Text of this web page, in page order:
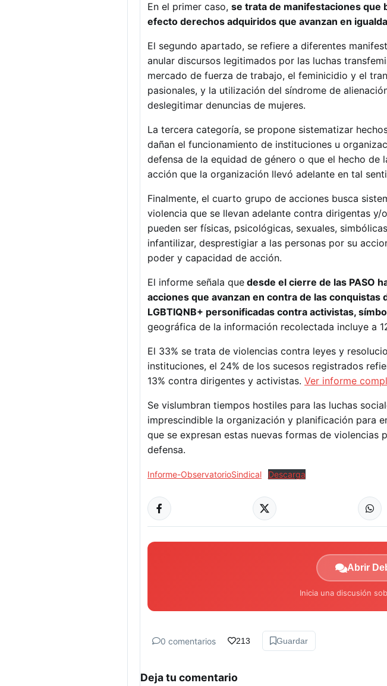
En el primer caso, se trata de manifestaciones que
efecto derechos adquiridos que avanzan en
El segundo apartado, se refiere a diferentes
anular discursos legitimados por las luchas
mercado de fuerza de trabajo, el feminicidio y el
pasionales, y la utilización del síndrome de
deslegitimar denuncias de mujeres.
La tercera categoría, se propone sistematizar
dañan el funcionamiento de instituciones u
defensa de la equidad de género o que el hecho de
acción que la organización llevó adelante en tal
Finalmente, el cuarto grupo de acciones busca
violencia que se llevan adelante contra dirigentas
pueden ser físicas, psicológicas, sexuales,
infantilizar, desprestigiar a las personas por su
poder y capacidad de acción.
El informe señala que desde el cierre de las PASO
acciones que avanzan en contra de las
LGBTIQNB+ personificadas contra activistas,
geográfica de la información recolectada incluye a
El 33% se trata de violencias contra leyes y
instituciones, el 24% de los sucesos registrados
13% contra dirigentes y activistas. Ver informe
Se vislumbran tiempos hostiles para las luchas
imprescindible la organización y planificación para
que se expresan estas nuevas formas de
defensa.
Informe-ObservatorioSindical Descarga
Abrir
Inicia una discusión
0 comentarios 213 Guardar
Deja tu comentario